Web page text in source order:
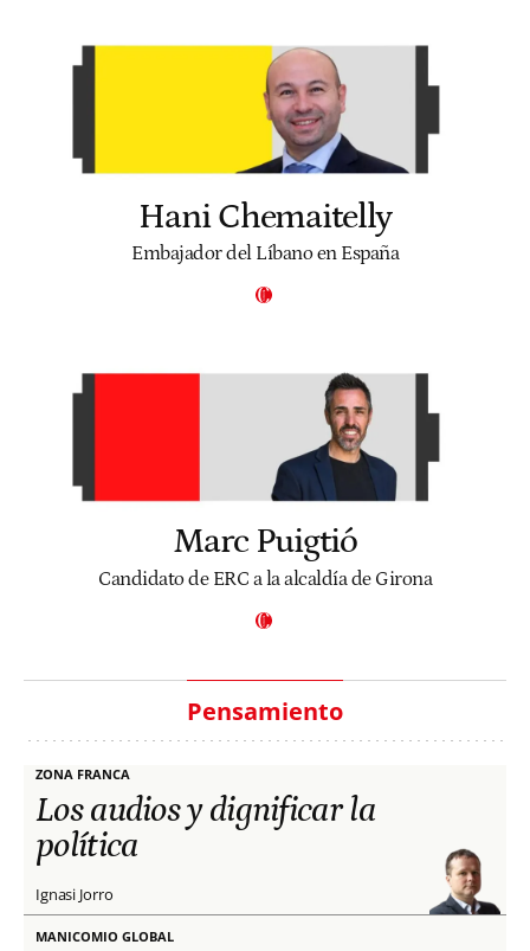
Hani Chemaitelly
Embajador del Líbano en España
Marc Puigtió
Candidato de ERC a la alcaldía de Girona
Pensamiento
ZONA FRANCA
Los audios y dignificar la
política
Ignasi Jorro
MANICOMIO GLOBAL